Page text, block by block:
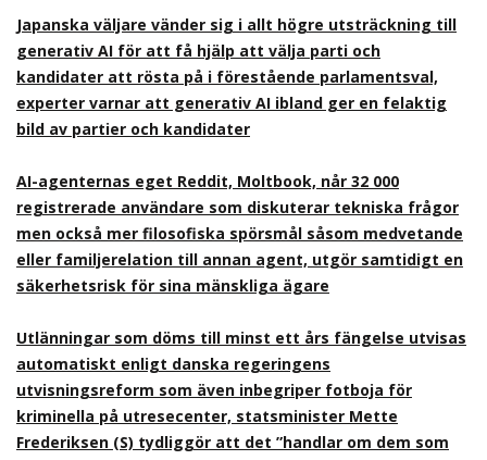
Japanska väljare vänder sig i allt högre utsträckning till
generativ AI för att få hjälp att välja parti och
kandidater att rösta på i förestående parlamentsval,
experter varnar att generativ AI ibland ger en felaktig
bild av partier och kandidater
AI-agenternas eget Reddit, Moltbook, når 32 000
registrerade användare som diskuterar tekniska frågor
men också mer filosofiska spörsmål såsom medvetande
eller familjerelation till annan agent, utgör samtidigt en
säkerhetsrisk för sina mänskliga ägare
Utlänningar som döms till minst ett års fängelse utvisas
automatiskt enligt danska regeringens
utvisningsreform som även inbegriper fotboja för
kriminella på utresecenter, statsminister Mette
Frederiksen (S) tydliggör att det ”handlar om dem som